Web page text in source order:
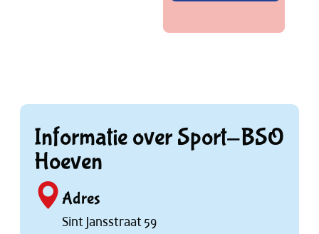
Informatie over Sport-BSO
Hoeven
Adres
Sint Jansstraat 59